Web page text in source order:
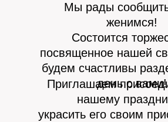
Мы рады
женимся!
Состоится
посвященное нашей
будем счастливы
день с вами!
Приглашаем
нашему
украсить его своим